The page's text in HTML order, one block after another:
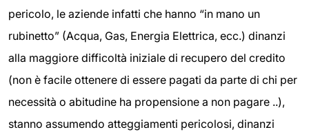
pericolo, le aziende infatti che hanno “in mano un
rubinetto” (Acqua, Gas, Energia Elettrica, ecc.) dinanzi
alla maggiore difficoltà iniziale di recupero del credito
(non è facile ottenere di essere pagati da parte di chi per
necessità o abitudine ha propensione a non pagare ..),
stanno assumendo atteggiamenti pericolosi, dinanzi